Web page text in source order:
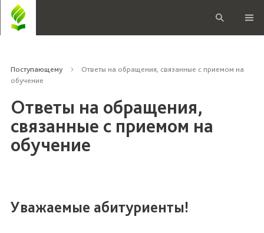
Поступающему
Ответы на обращения, связанные с приемом на
обучение
Ответы на обращения,
связанные с приемом на
обучение
Уважаемые абитуриенты!